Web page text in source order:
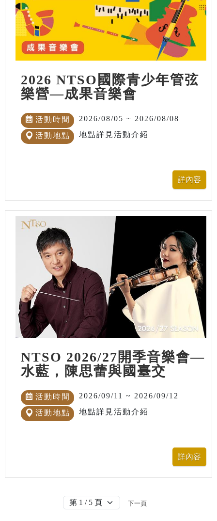
2026 NTSO國際青少年管弦
樂營—成果音樂會
活動時間 2026/08/05 ~ 2026/08/08
活動地點 地點詳見活動介紹
NTSO 2026/27開季音樂會—
水藍，陳思蕾與國臺交
活動時間 2026/09/11 ~ 2026/09/12
活動地點 地點詳見活動介紹
下一頁